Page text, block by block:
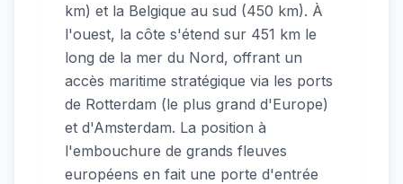
km) et la Belgique au sud (450 km). À
l'ouest, la côte s'étend sur 451 km le
long de la mer du Nord, offrant un
accès maritime stratégique via les ports
de Rotterdam (le plus grand d'Europe)
et d'Amsterdam. La position à
l'embouchure de grands fleuves
européens en fait une porte d'entrée